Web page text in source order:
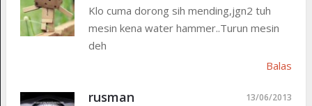
Klo cuma dorong sih mending,jgn2 tuh
mesin kena water hammer..Turun mesin
deh
Balas
rusman 13/06/2013